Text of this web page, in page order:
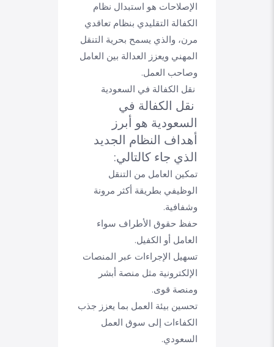
الإصلاحات هو استبدال نظام
الكفالة التقليدي بنظام تعاقدي
مرن، والذي يسمح بحرية التنقل
المهني ويعزز العدالة بين العامل
وصاحب العمل.
نقل الكفالة في السعودية
نقل الكفالة في
السعودية هو أبرز
أهداف النظام الجديد
الذي جاء كالتالي:
تمكين العامل من التنقل
الوظيفي بطريقة أكثر مرونة
وشفافية.
حفظ حقوق الأطراف سواء
العامل أو الكفيل.
تسهيل الإجراءات عبر المنصات
الإلكترونية مثل منصة أبشر
ومنصة قوى.
تحسين بيئة العمل بما يعزز جذب
الكفاءات إلى سوق العمل
السعودي.